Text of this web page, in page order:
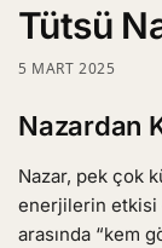
Tütsü
5 MART 2025
Nazardan
Nazar, pek çok
enerjilerin etkisi
arasında “kem